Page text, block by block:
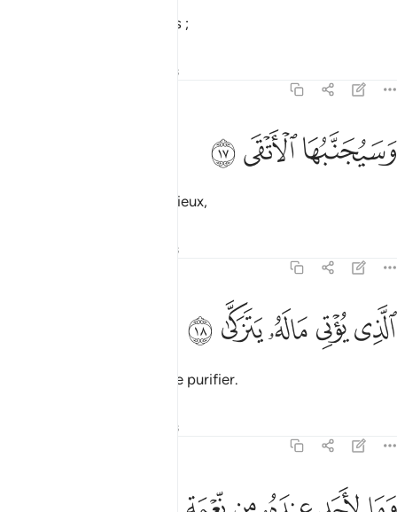
qui dément et tourne le dos ;
Réflexions
وسيجنبها الاتقى ١٧
وَسَيُجَنَّبُهَا ٱلْأَتْقَى ١٧
ﱡﱢﱣ
alors qu’en sera écarté le pieux,
Réflexions
الذي يوتي ماله يتزكى ١٨
ٱلَّذِى يُؤْتِى مَالَهُۥ يَتَزَكَّىٰ ١٨
ﱤﱥﱦﱧﱨ
qui donne ses biens pour se purifier.
Réflexions
وما لاحد عنده من نعمة تجزى ١٩
وَمَا لِأَحَدٍ عِندَهُۥ مِن نِّعْمَةٍۢ تُجْزَىٰٓ ١٩